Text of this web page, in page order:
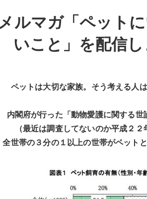
ルマガ「ペット
いこと」を配信し
ペットは大切な家族。そう考える人
内閣府が行った「動物愛護に関する世
（最近は調査してないのか平成２２
全世帯の３分の１以上の世帯がペット